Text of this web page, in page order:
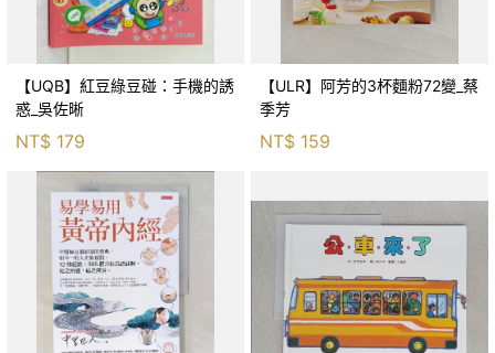
【UQB】紅豆綠豆碰：手機的誘
惑_吳佐晰
NT$ 179
【ULR】阿芳的3杯麵粉72變_蔡
季芳
NT$ 159